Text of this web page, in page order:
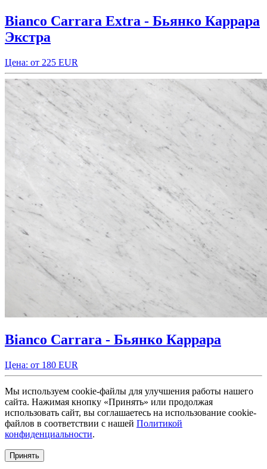
Bianco Carrara Extra - Бьянко Каррара
Экстра
Цена: от 225 EUR
Bianco Carrara - Бьянко Каррара
Цена: от 180 EUR
Мы используем cookie-файлы для улучшения работы нашего
сайта. Нажимая кнопку «Принять» или продолжая
использовать сайт, вы соглашаетесь на использование cookie-
файлов в соответствии с нашей Политикой
конфиденциальности.
Принять